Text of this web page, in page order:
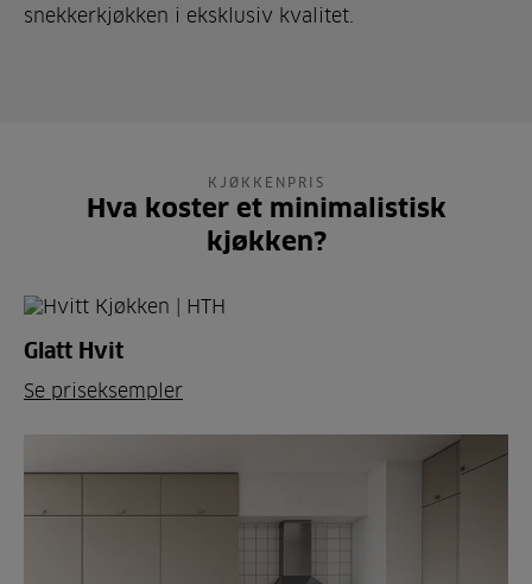
snekkerkjøkken i eksklusiv kvalitet.
KJØKKENPRIS
Hva koster et minimalistisk
kjøkken?
Glatt Hvit
Se priseksempler